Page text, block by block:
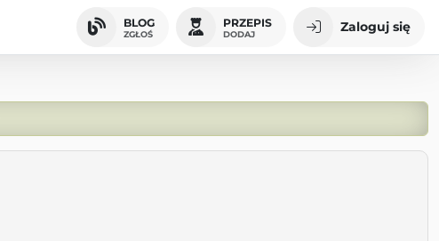
BLOG
ZGŁOŚ
PRZEPIS
DODAJ Zaloguj się